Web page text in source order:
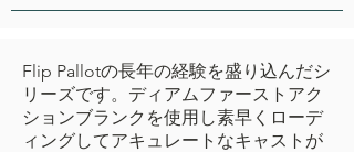
Flip Pallotの長年の経験を盛り込んだシ
リーズです。ディアムファーストアク
ションブランクを使用し素早くローデ
ィングしてアキュレートなキャストが